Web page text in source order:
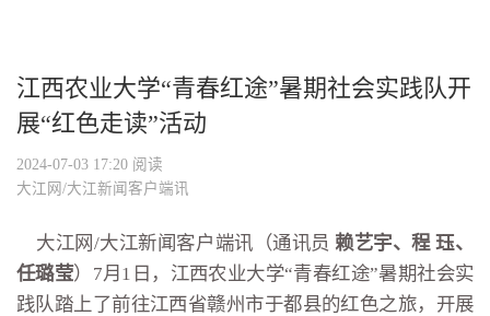
江西农业大学“青春红途”暑期社会实践队开
展“红色走读”活动
2024-07-03 17:20 阅读
大江网/大江新闻客户端讯
大江网/大江新闻客户端讯（通讯员 赖艺宇、程 珏、
任璐莹）7月1日，江西农业大学“青春红途”暑期社会实
践队踏上了前往江西省赣州市于都县的红色之旅，开展